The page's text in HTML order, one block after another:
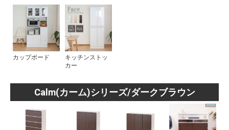
カップボード
キッチンストッ
カー
Calm(カーム)シリーズ/ダークブラウン